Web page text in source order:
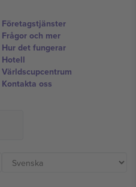
Företagstjänster
Frågor och mer
Hur det fungerar
Hotell
Världscupcentrum
Kontakta oss